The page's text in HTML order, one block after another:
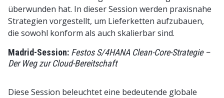
überwunden hat. In dieser Session werden praxisnahe
Strategien vorgestellt, um Lieferketten aufzubauen,
die sowohl konform als auch skalierbar sind.
Madrid-Session: Festos S/4HANA Clean-Core-Strategie –
Der Weg zur Cloud-Bereitschaft
Diese Session beleuchtet eine bedeutende globale